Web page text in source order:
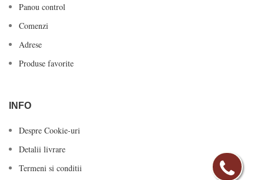
Panou control
Comenzi
Adrese
Produse favorite
INFO
Despre Cookie-uri
Detalii livrare
Termeni si conditii